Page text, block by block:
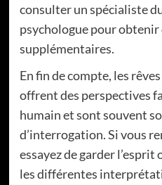
consulter un spécialiste
psychologue pour obtenir
supplémentaires.
En fin de compte, les
offrent des perspectives
humain et sont souvent
d’interrogation. Si vous
essayez de garder
les différentes